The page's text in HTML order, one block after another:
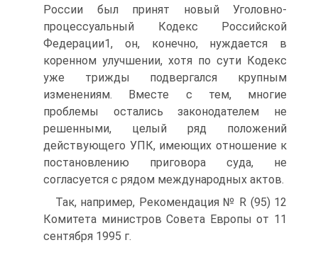
России был принят новый Уголовно-
процессуальный Кодекс Российской
Федерации1, он, конечно, нуждается в
коренном улучшении, хотя по сути Кодекс
уже трижды подвергался крупным
изменениям. Вместе с тем, многие
проблемы остались законодателем не
решенными, целый ряд положений
действующего УПК, имеющих отношение к
постановлению приговора суда, не
согласуется с рядом международных актов.
Так, например, Рекомендация № R (95) 12
Комитета министров Совета Европы от 11
сентября 1995 г.